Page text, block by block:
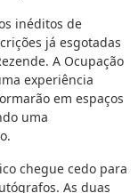
inéditos de
já esgotadas
A Ocupação
experiência
em espaços
uma
chegue cedo para
As duas